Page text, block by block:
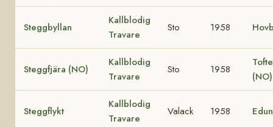
Steggbyllan
Kallblodig
Travare
Sto 1958
Steggfjära (NO)
Kallblodig
Travare
Sto 1958
Steggflykt
Kallblodig
Travare
Valack 1958